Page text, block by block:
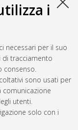
i
necessari per il suo
di tracciamento
consenso.
sono usati per
comunicazione
utenti.
solo con i
acids from
Corso di Studio in
, Documento
8 06:30:37 2026
CEST